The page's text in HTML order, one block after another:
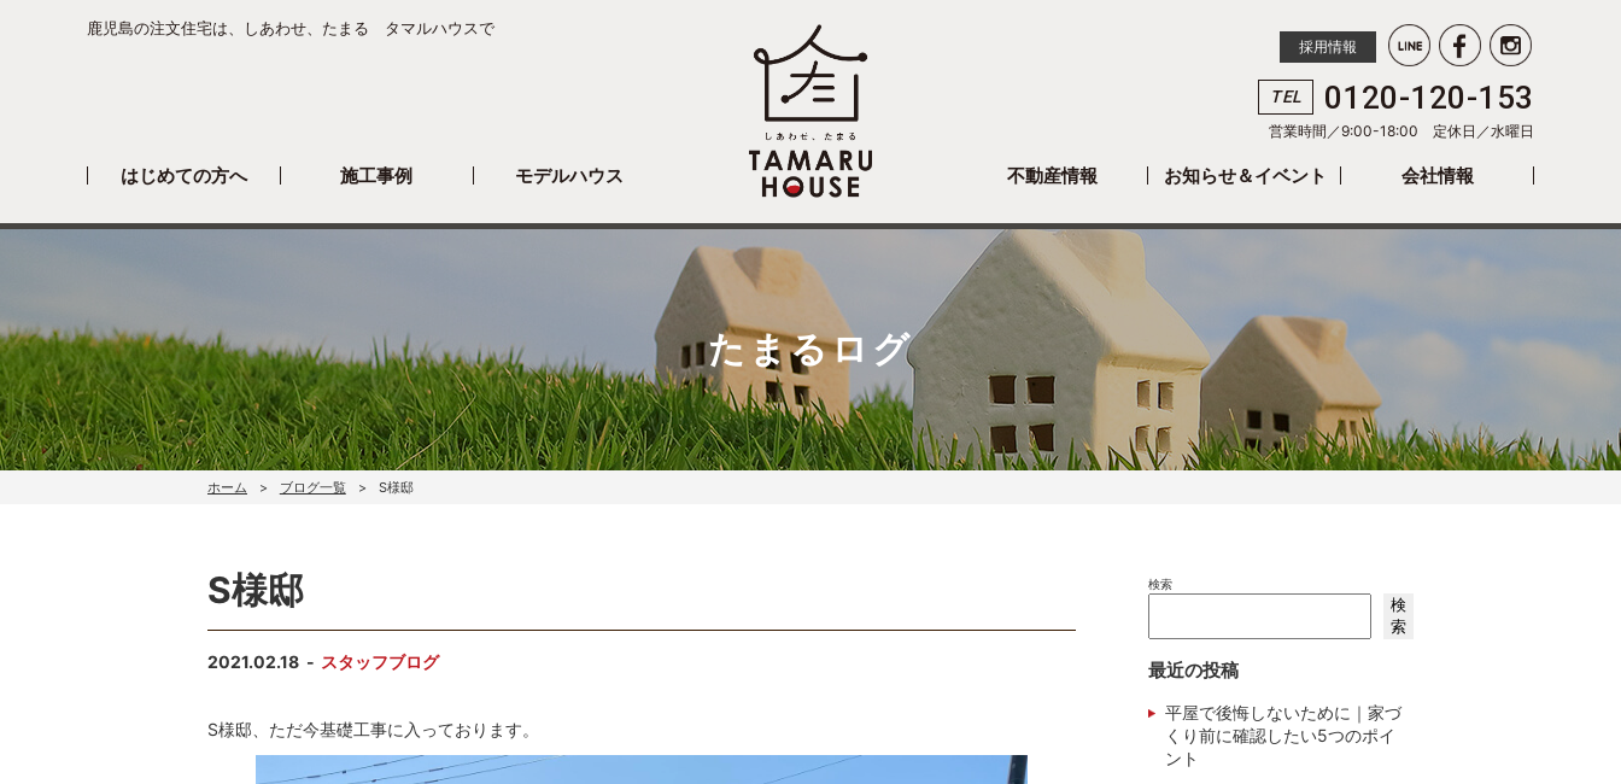
鹿児島の注文住宅は、しあわせ、たまる タマルハウスで
採用情報
TEL 0120-120-153
営業時間／9:00-18:00 定休日／水曜日
はじめての方へ 施工事例 モデルハウス 不動産情報 お知らせ＆イベント 会社情報
たまるログ
ホーム ブログ一覧 S様邸
S様邸
2021.02.18 スタッフブログ
S様邸、ただ今基礎工事に入っております。
検索
検
索
最近の投稿
平屋で後悔しないために｜家づ
くり前に確認したい5つのポイ
ント